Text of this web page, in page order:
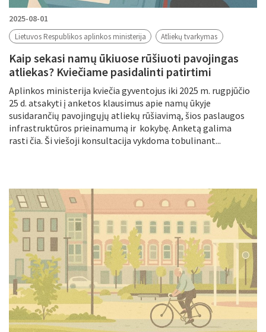
2025-08-01
Lietuvos Respublikos aplinkos ministerija Atliekų tvarkymas
Kaip sekasi namų ūkiuose rūšiuoti pavojingas
atliekas? Kviečiame pasidalinti patirtimi
Aplinkos ministerija kviečia gyventojus iki 2025 m. rugpjūčio
25 d. atsakyti į anketos klausimus apie namų ūkyje
susidarančių pavojingųjų atliekų rūšiavimą, šios paslaugos
infrastruktūros prieinamumą ir kokybę. Anketą galima
rasti čia. Ši viešoji konsultacija vykdoma tobulinant...